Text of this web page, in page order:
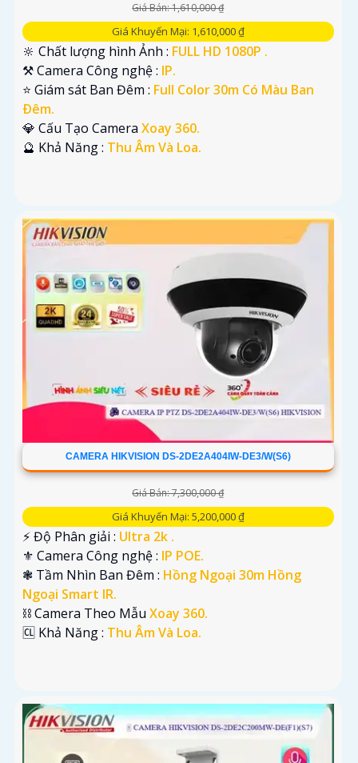
Giá Bán: 1,610,000 ₫
Giá Khuyến Mại: 1,610,000 ₫
🔆 Chất lượng hình Ảnh : FULL HD 1080P .
⚒ Camera Công nghệ : IP.
⭐ Giám sát Ban Đêm : Full Color 30m Có Màu Ban
Ðêm.
💎 Cấu Tạo Camera Xoay 360.
️🔮 Khả Năng : Thu Âm Và Loa.
CAMERA HIKVISION DS-2DE2A404IW-DE3/W(S6)
Giá Bán: 7,300,000 ₫
Giá Khuyến Mại: 5,200,000 ₫
️⚡ Độ Phân giải : Ultra 2k .
⚜️ Camera Công nghệ : IP POE.
❃ Tầm Nhìn Ban Đêm : Hồng Ngoại 30m Hồng
Ngoại Smart IR.
⛓ Camera Theo Mẫu Xoay 360.
️🆑 Khả Năng : Thu Âm Và Loa.